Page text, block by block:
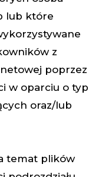
lub które
z
poprzez
w oparciu o typ
oraz/lub
temat plików